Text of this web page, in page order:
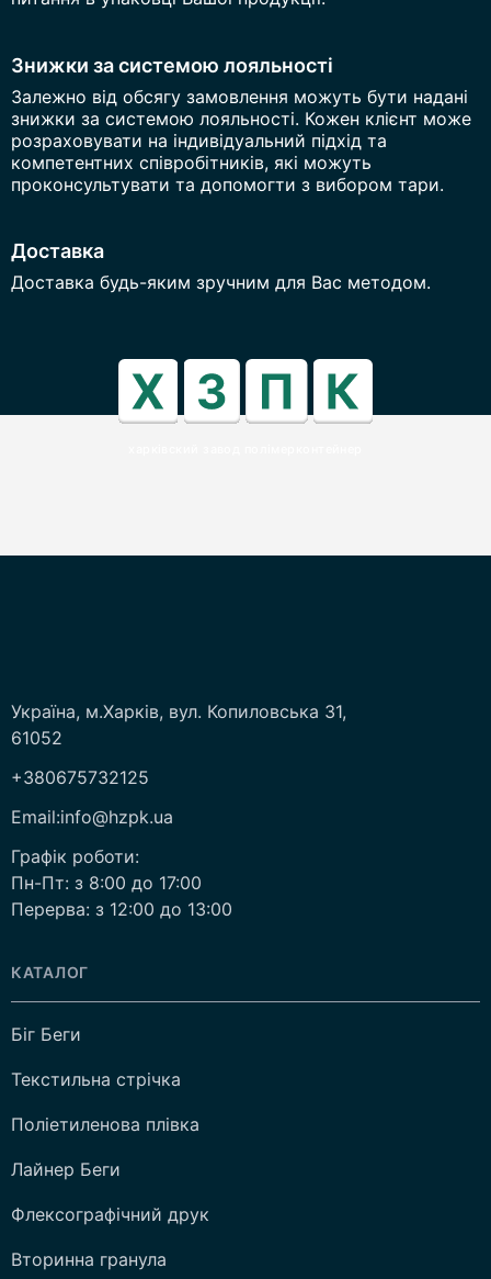
Знижки за системою лояльності
Залежно від обсягу замовлення можуть бути надані
знижки за системою лояльності. Кожен клієнт може
розраховувати на індивідуальний підхід та
компетентних співробітників, які можуть
проконсультувати та допомогти з вибором тари.
Доставка
Доставка будь-яким зручним для Вас методом.
Україна, м.Харків, вул. Копиловська 31,
61052
+380675732125
Email:info@hzpk.ua
Графік роботи:
Пн-Пт: з 8:00 до 17:00
Перерва: з 12:00 до 13:00
КАТАЛОГ
Біг Беги
Текстильна стрічка
Поліетиленова плівка
Лайнер Беги
Флексографічний друк
Вторинна гранула